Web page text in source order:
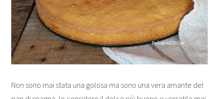
Non sono mai stata una golosa ma sono una vera amante del